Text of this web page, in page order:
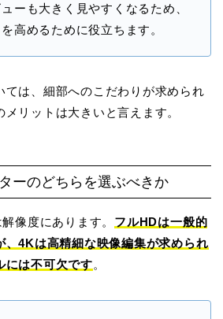
ーも大きく見やすくなるため、
高めるために役立ちます。
ては、細部へのこだわりが求められ
リットは大きいと言えます。
ーのどちらを選ぶべきか
像度にあります。 フルHDは一般的
、4Kは高精細な映像編集が求められ
には不可欠です。